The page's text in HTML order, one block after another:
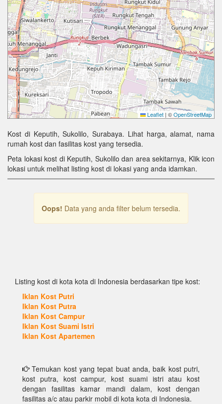
Leaflet | ©OpenStreetMap
Kost di Keputih, Sukolilo, Surabaya. Lihat harga, alamat, nama
rumah kost dan fasilitas kost yang tersedia.
Peta lokasi kost di Keputih, Sukolilo dan area sekitarnya, Klik icon
lokasi untuk melihat listing kost di lokasi yang anda idamkan.
Oops! Data yang anda filter belum tersedia.
Listing kost di kota kota di Indonesia berdasarkan tipe kost:
Iklan Kost Putri
Iklan Kost Putra
Iklan Kost Campur
Iklan Kost Suami Istri
Iklan Kost Apartemen
Temukan kost yang tepat buat anda, baik kost putri,
kost putra, kost campur, kost suami istri atau kost
dengan fasilitas kamar mandi dalam, kost dengan
fasilitas a/c atau parkir mobil di kota kota di Indonesia.